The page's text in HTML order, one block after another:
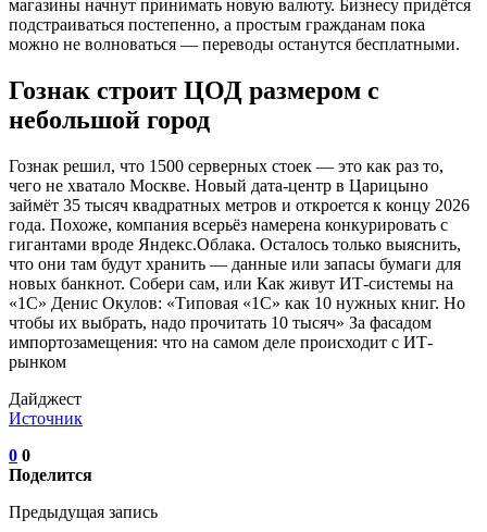
магазины начнут принимать новую валюту. Бизнесу придётся
подстраиваться постепенно, а простым гражданам пока
можно не волноваться — переводы останутся бесплатными.
Гознак строит ЦОД размером с
небольшой город
Гознак решил, что 1500 серверных стоек — это как раз то,
чего не хватало Москве. Новый дата-центр в Царицыно
займёт 35 тысяч квадратных метров и откроется к концу 2026
года. Похоже, компания всерьёз намерена конкурировать с
гигантами вроде Яндекс.Облака. Осталось только выяснить,
что они там будут хранить — данные или запасы бумаги для
новых банкнот. Собери сам, или Как живут ИТ-системы на
«1С» Денис Окулов: «Типовая «1С» как 10 нужных книг. Но
чтобы их выбрать, надо прочитать 10 тысяч» За фасадом
импортозамещения: что на самом деле происходит с ИТ-
рынком
Дайджест
Источник
0 0
Поделится
Предыдущая запись